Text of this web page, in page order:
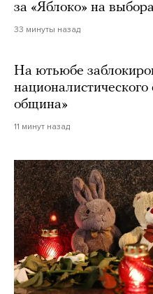
за «Яблоко» на
33 минуты назад
На ютьюбе
община»
11 минут назад